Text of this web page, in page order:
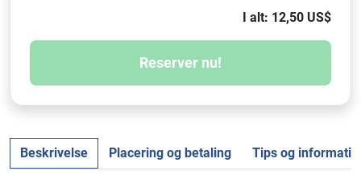
I alt: 12,50 US$
Reserver nu!
Beskrivelse Placering og betaling Tips og